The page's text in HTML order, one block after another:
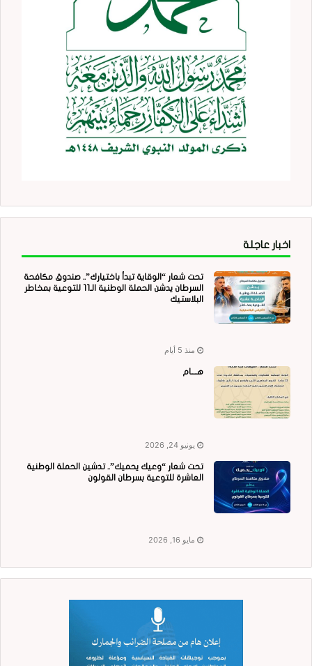
اخبار عاجلة
تحت شعار “الوقاية تبدأ باختيارك”.. صندوق مكافحة
السرطان يدشن الحملة الوطنية الـ11 للتوعية بمخاطر
البلاستيك
منذ 5 أيام
هــــام
يونيو 24, 2026
تحت شعار “وعيك يحميك”.. تدشين الحملة الوطنية
العاشرة للتوعية بسرطان القولون
مايو 16, 2026